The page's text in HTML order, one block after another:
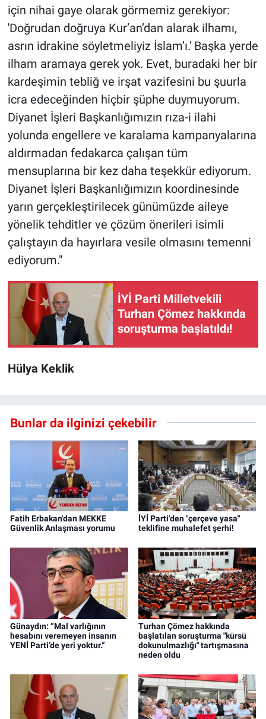
için nihai gaye olarak görmemiz gerekiyor:
'Doğrudan doğruya Kur’an’dan alarak ilhamı,
asrın idrakine söyletmeliyiz İslam’ı.' Başka yerde
ilham aramaya gerek yok. Evet, buradaki her bir
kardeşimin tebliğ ve irşat vazifesini bu şuurla
icra edeceğinden hiçbir şüphe duymuyorum.
Diyanet İşleri Başkanlığımızın rıza-i ilahi
yolunda engellere ve karalama kampanyalarına
aldırmadan fedakarca çalışan tüm
mensuplarına bir kez daha teşekkür ediyorum.
Diyanet İşleri Başkanlığımızın koordinesinde
yarın gerçekleştirilecek günümüzde aileye
yönelik tehditler ve çözüm önerileri isimli
çalıştayın da hayırlara vesile olmasını temenni
ediyorum."
İYİ Parti Milletvekili
Turhan Çömez hakkında
soruşturma başlatıldı!
Hülya Keklik
Bunlar da ilginizi çekebilir
Fatih Erbakan'dan MEKKE
Güvenlik Anlaşması yorumu
İYİ Parti'den "çerçeve yasa"
teklifine muhalefet şerhi!
Günaydın: “Mal varlığının
hesabını veremeyen insanın
YENİ Parti’de yeri yoktur.”
Turhan Çömez hakkında
başlatılan soruşturma "kürsü
dokunulmazlığı" tartışmasına
neden oldu